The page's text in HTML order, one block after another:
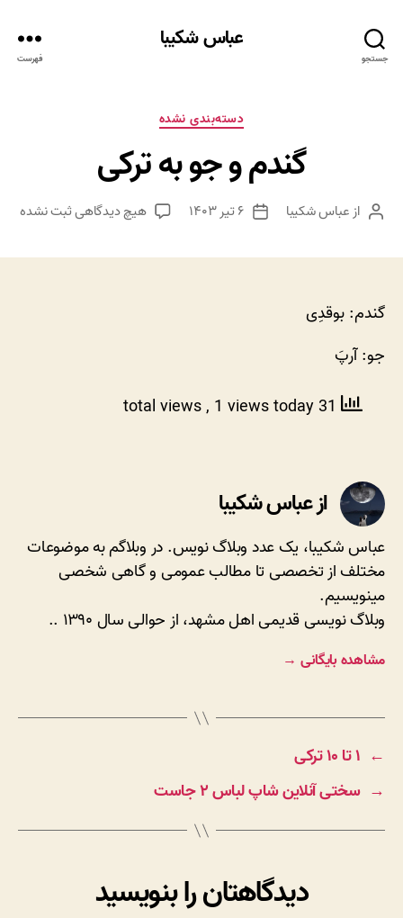
جستجو
عباس شکیبا
فهرست
دسته‌ها
دسته‌بندی نشده
گندم و جو به ترکی
نویسنده
از عباس شکیبا
تاریخ
۶ تیر ۱۴۰۳ هیچ دیدگاهیبرای
ثبت نشده
گندم: بوقدِی
جو: آرپَ
, 1 views today
از عباس شکیبا
عباس شکیبا، یک عدد وبلاگ نویس. در وبلاگم به موضوعات
مختلف از تخصصی تا مطالب عمومی و گاهی شخصی
مینویسیم.
وبلاگ نویسی قدیمی اهل مشهد، از حوالی سال ۱۳۹۰ ..
مشاهده بایگانی →
← ۱ تا ۱۰ ترکی
→ سختی آنلاین شاپ لباس ۲ جاست
دیدگاهتان را بنویسید